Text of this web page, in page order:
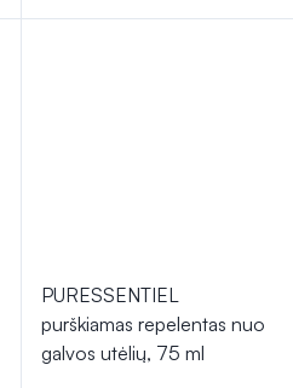
PURESSENTIEL
purškiamas repelentas nuo
galvos utėlių, 75 ml